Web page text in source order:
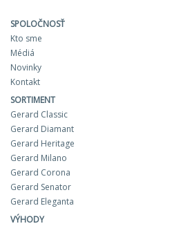
SPOLOČNOSŤ
Kto sme
Médiá
Novinky
Kontakt
SORTIMENT
Gerard Classic
Gerard Diamant
Gerard Heritage
Gerard Milano
Gerard Corona
Gerard Senator
Gerard Eleganta
VÝHODY